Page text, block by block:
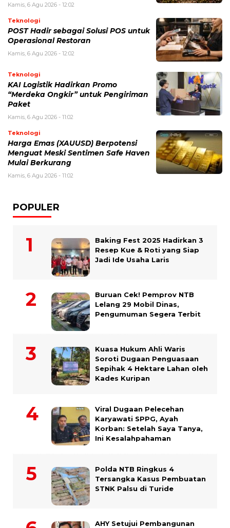
Kamis, 6 Agu 2026 - 12:02
Teknologi
POST Hadir sebagai Solusi POS untuk
Operasional Restoran
Kamis, 6 Agu 2026 - 12:02
Teknologi
KAI Logistik Hadirkan Promo
“Merdeka Ongkir” untuk Pengiriman
Paket
Kamis, 6 Agu 2026 - 11:02
Teknologi
Harga Emas (XAUUSD) Berpotensi
Menguat Meski Sentimen Safe Haven
Mulai Berkurang
Kamis, 6 Agu 2026 - 11:02
POPULER
Baking Fest 2025 Hadirkan 3
Resep Kue & Roti yang Siap
Jadi Ide Usaha Laris
Buruan Cek! Pemprov NTB
Lelang 29 Mobil Dinas,
Pengumuman Segera Terbit
Kuasa Hukum Ahli Waris
Soroti Dugaan Penguasaan
Sepihak 4 Hektare Lahan oleh
Kades Kuripan
Viral Dugaan Pelecehan
Karyawati SPPG, Ayah
Korban: Setelah Saya Tanya,
Ini Kesalahpahaman
Polda NTB Ringkus 4
Tersangka Kasus Pembuatan
STNK Palsu di Turide
AHY Setujui Pembangunan